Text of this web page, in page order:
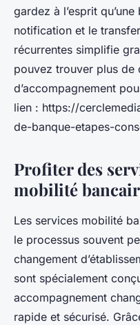
gardez à l’esprit
notification et le
récurrentes simplifie
pouvez trouver plus de
d’accompagnement
lien : https://
de-banque-etapes-
Profiter des
mobilité
Les services mobilité
le processus souvent
changement
sont spécialement
accompagnement
rapide et sécurisé.